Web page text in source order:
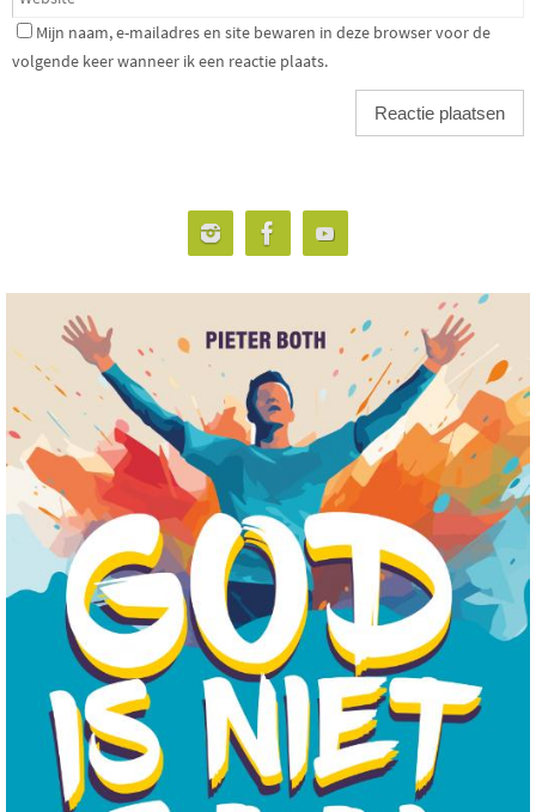
Mijn naam, e-mailadres en site bewaren in deze browser voor de
volgende keer wanneer ik een reactie plaats.